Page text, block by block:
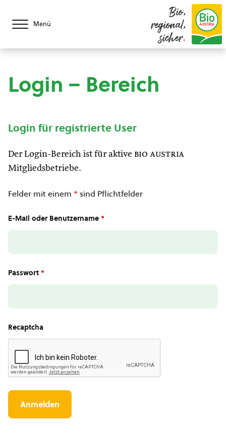
Menü
Bio,
regional,
sicher.
Login – Bereich
Login für registrierte User
Der Login-Bereich ist für aktive bio austria
Mitgliedsbetriebe.
Felder mit einem * sind Pflichtfelder
E-Mail oder Benutzername *
Passwort *
Recaptcha